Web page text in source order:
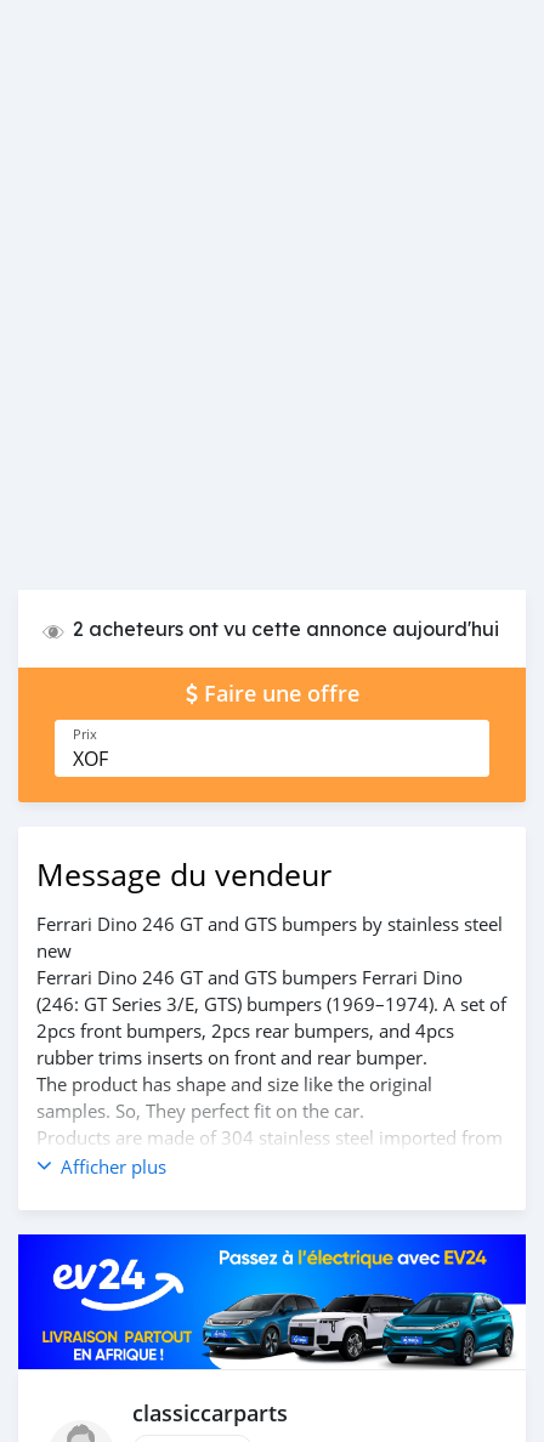
2 acheteurs ont vu cette annonce aujourd'hui
Faire une offre
Prix
XOF
Message du vendeur
Ferrari Dino 246 GT and GTS bumpers by stainless steel
new
Ferrari Dino 246 GT and GTS bumpers Ferrari Dino
(246: GT Series 3/E, GTS) bumpers (1969–1974). A set of
2pcs front bumpers, 2pcs rear bumpers, and 4pcs
rubber trims inserts on front and rear bumper.
The product has shape and size like the original
samples. So, They perfect fit on the car.
Products are made of 304 stainless steel imported from
Japan and India, especially with a chrome content higher
over time.
Polished product – with a perfect shine (like chrome).
This is the perfect replacement.
Please visit the link:
classiccarpartsvn.com/product/ferrari-dino-246-gt-and-
gts-bumpers/
Web: classiccarpartsvn.com
Afficher plus
classiccarparts